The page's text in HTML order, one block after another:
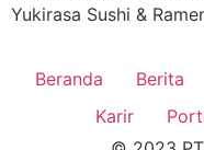
Yukirasa Sushi &
Beranda Berita
Karir